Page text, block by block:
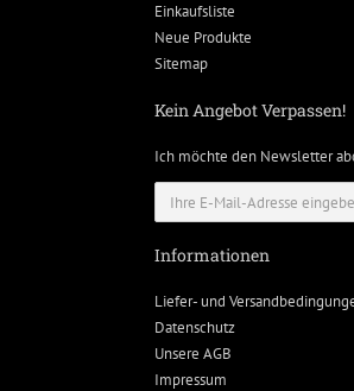
Einkaufsliste
Neue Produkte
Sitemap
Kein Angebot Verpassen!
Ich möchte den Newsletter
Informationen
Liefer- und
Datenschutz
Unsere AGB
Impressum